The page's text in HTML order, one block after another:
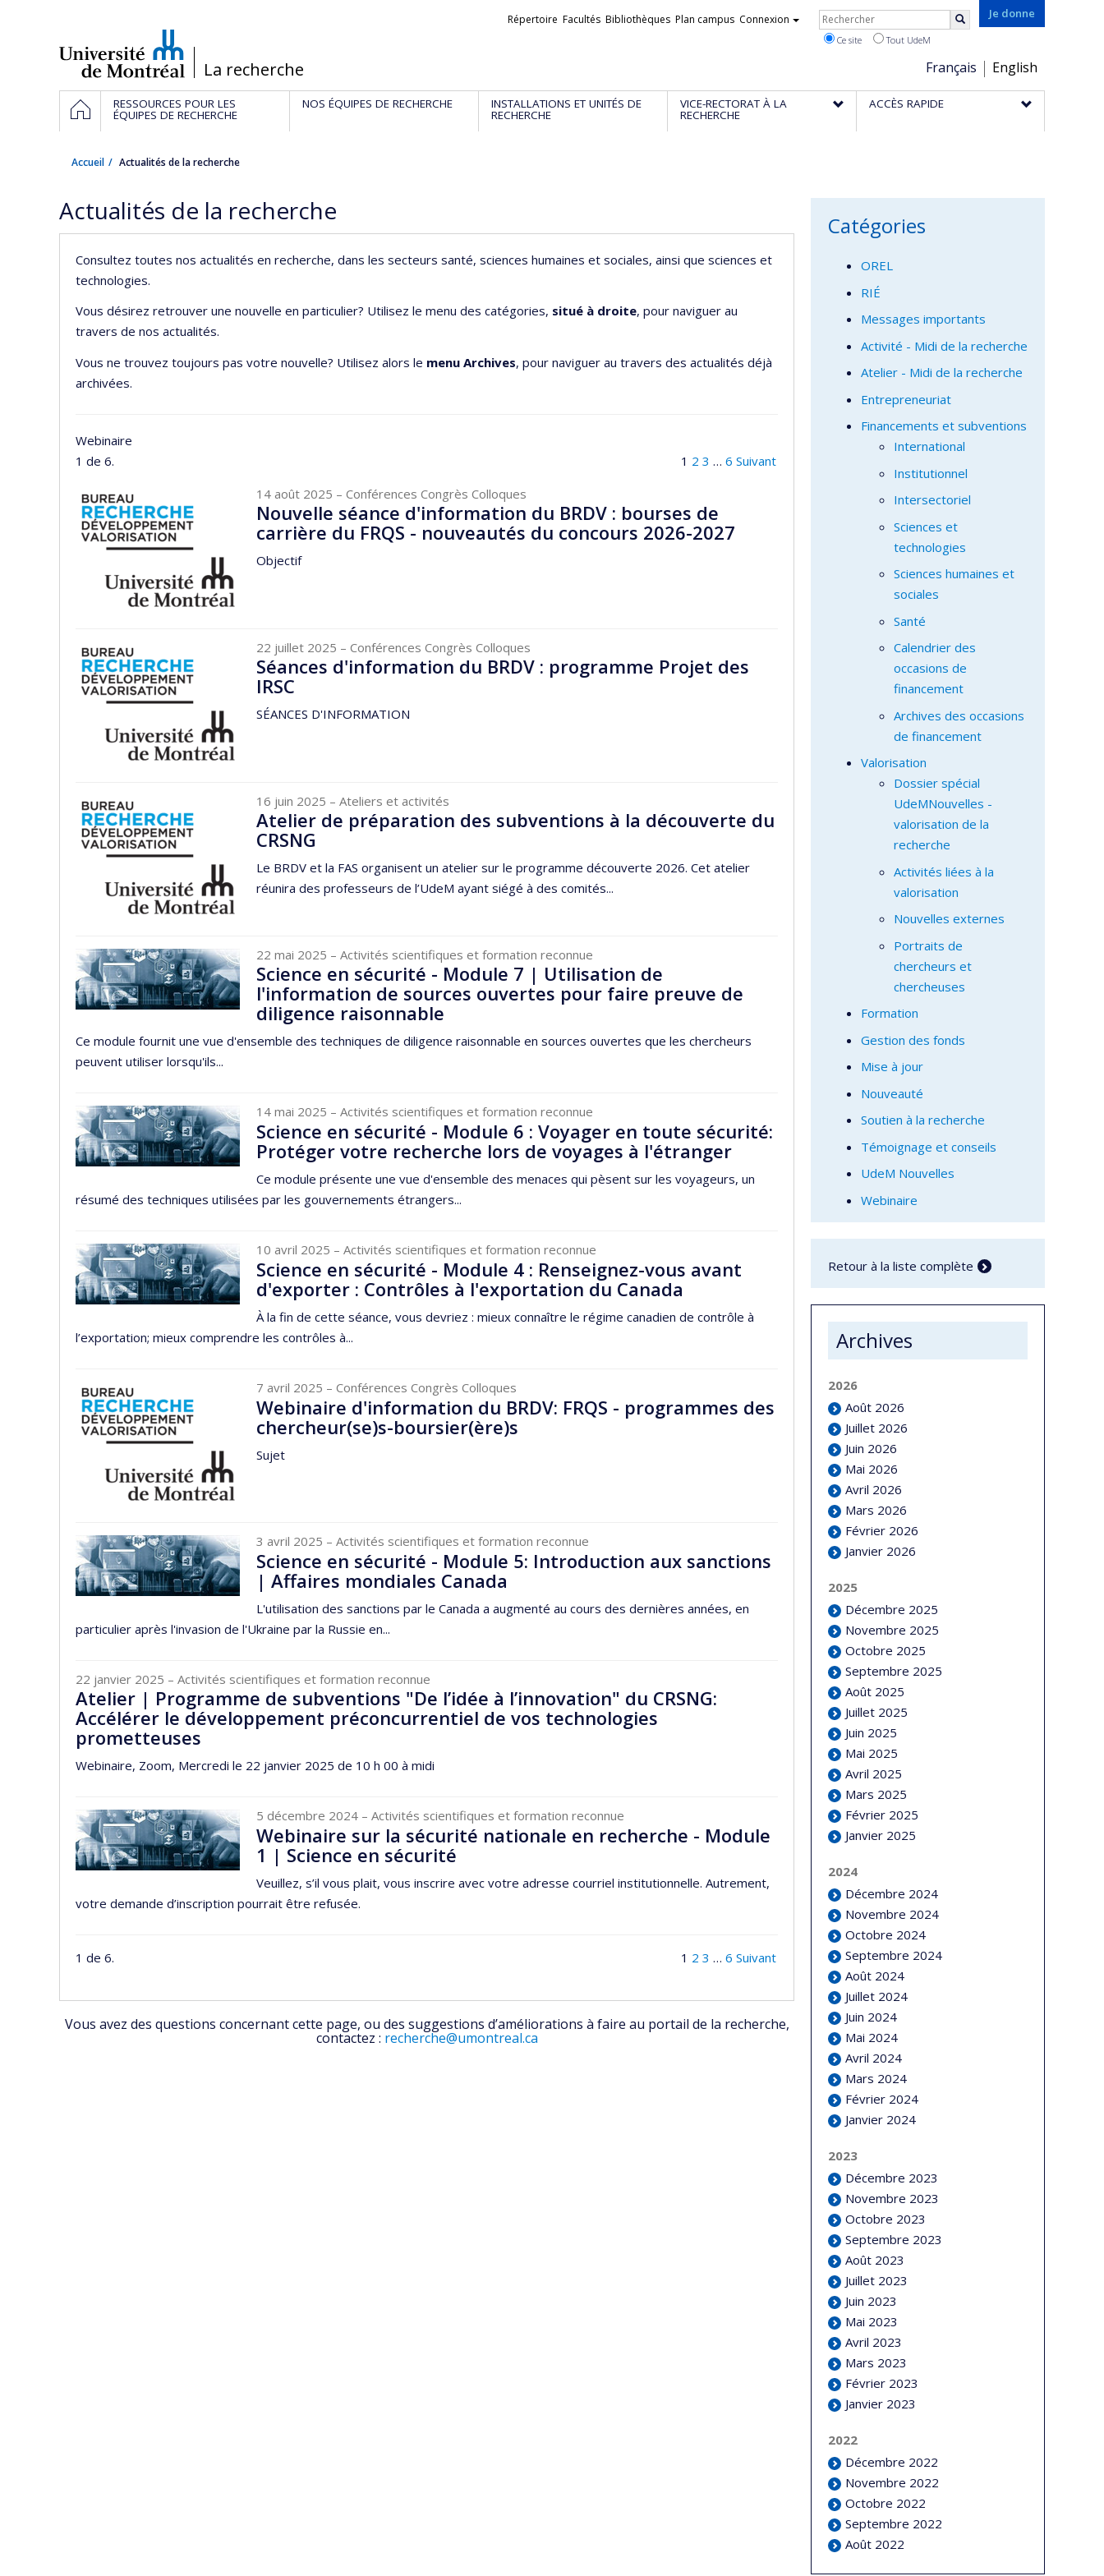
/La recherche
Je donne
Choix
de
la
Français English
Liens
Répertoire Facultés Bibliothèques Plan campus Connexion Rechercher
Ce site Tout UdeM
Navigation
principale
ACCUEILRESSOURCES POUR LES
ÉQUIPES DE RECHERCHE
NOS ÉQUIPES DE RECHERCHE INSTALLATIONS ET UNITÉS DE
RECHERCHE
VICE-RECTORAT À LA
RECHERCHE
ACCÈS RAPIDE
Accueil Actualités de la recherche
Actualités de la recherche
Consultez toutes nos actualités en recherche, dans les secteurs santé, sciences humaines et sociales, ainsi que sciences et
technologies.
Vous désirez retrouver une nouvelle en particulier? Utilisez le menu des catégories, situé à droite, pour naviguer au
travers de nos actualités.
Vous ne trouvez toujours pas votre nouvelle? Utilisez alors le menu Archives, pour naviguer au travers des actualités déjà
archivées.
Webinaire
1 de 6.
1 2 3 … 6 Suivant
14 août 2025 – Conférences Congrès Colloques
Nouvelle séance d'information du BRDV : bourses de
carrière du FRQS - nouveautés du concours 2026-2027
Objectif
22 juillet 2025 – Conférences Congrès Colloques
Séances d'information du BRDV : programme Projet des
IRSC
SÉANCES D'INFORMATION
16 juin 2025 – Ateliers et activités
Atelier de préparation des subventions à la découverte du
CRSNG
Le BRDV et la FAS organisent un atelier sur le programme découverte 2026. Cet atelier
réunira des professeurs de l’UdeM ayant siégé à des comités...
22 mai 2025 – Activités scientifiques et formation reconnue
Science en sécurité - Module 7 | Utilisation de
l'information de sources ouvertes pour faire preuve de
diligence raisonnable
Ce module fournit une vue d'ensemble des techniques de diligence raisonnable en sources ouvertes que les chercheurs
peuvent utiliser lorsqu'ils...
14 mai 2025 – Activités scientifiques et formation reconnue
Science en sécurité - Module 6 : Voyager en toute sécurité:
Protéger votre recherche lors de voyages à l'étranger
Ce module présente une vue d'ensemble des menaces qui pèsent sur les voyageurs, un
résumé des techniques utilisées par les gouvernements étrangers...
10 avril 2025 – Activités scientifiques et formation reconnue
Science en sécurité - Module 4 : Renseignez-vous avant
d'exporter : Contrôles à l'exportation du Canada
À la fin de cette séance, vous devriez : mieux connaître le régime canadien de contrôle à
l’exportation; mieux comprendre les contrôles à...
7 avril 2025 – Conférences Congrès Colloques
Webinaire d'information du BRDV: FRQS - programmes des
chercheur(se)s-boursier(ère)s
Sujet
3 avril 2025 – Activités scientifiques et formation reconnue
Science en sécurité - Module 5: Introduction aux sanctions
| Affaires mondiales Canada
L'utilisation des sanctions par le Canada a augmenté au cours des dernières années, en
particulier après l'invasion de l'Ukraine par la Russie en...
22 janvier 2025 – Activités scientifiques et formation reconnue
Atelier | Programme de subventions "De l’idée à l’innovation" du CRSNG:
Accélérer le développement préconcurrentiel de vos technologies
prometteuses
Webinaire, Zoom, Mercredi le 22 janvier 2025 de 10 h 00 à midi
5 décembre 2024 – Activités scientifiques et formation reconnue
Webinaire sur la sécurité nationale en recherche - Module
1 | Science en sécurité
Veuillez, s’il vous plait, vous inscrire avec votre adresse courriel institutionnelle. Autrement,
votre demande d’inscription pourrait être refusée.
1 de 6. 1 2 3 … 6 Suivant
Vous avez des questions concernant cette page, ou des suggestions d’améliorations à faire au portail de la recherche,
contactez : recherche@umontreal.ca
Catégories
OREL
RIÉ
Messages importants
Activité - Midi de la recherche
Atelier - Midi de la recherche
Entrepreneuriat
Financements et subventions
International
Institutionnel
Intersectoriel
Sciences et
technologies
Sciences humaines et
sociales
Santé
Calendrier des
occasions de
financement
Archives des occasions
de financement
Valorisation
Dossier spécial
UdeMNouvelles -
valorisation de la
recherche
Activités liées à la
valorisation
Nouvelles externes
Portraits de
chercheurs et
chercheuses
Formation
Gestion des fonds
Mise à jour
Nouveauté
Soutien à la recherche
Témoignage et conseils
UdeM Nouvelles
Webinaire
Retour à la liste complète
Archives
2026
Août 2026
Juillet 2026
Juin 2026
Mai 2026
Avril 2026
Mars 2026
Février 2026
Janvier 2026
2025
Décembre 2025
Novembre 2025
Octobre 2025
Septembre 2025
Août 2025
Juillet 2025
Juin 2025
Mai 2025
Avril 2025
Mars 2025
Février 2025
Janvier 2025
2024
Décembre 2024
Novembre 2024
Octobre 2024
Septembre 2024
Août 2024
Juillet 2024
Juin 2024
Mai 2024
Avril 2024
Mars 2024
Février 2024
Janvier 2024
2023
Décembre 2023
Novembre 2023
Octobre 2023
Septembre 2023
Août 2023
Juillet 2023
Juin 2023
Mai 2023
Avril 2023
Mars 2023
Février 2023
Janvier 2023
2022
Décembre 2022
Novembre 2022
Octobre 2022
Septembre 2022
Août 2022